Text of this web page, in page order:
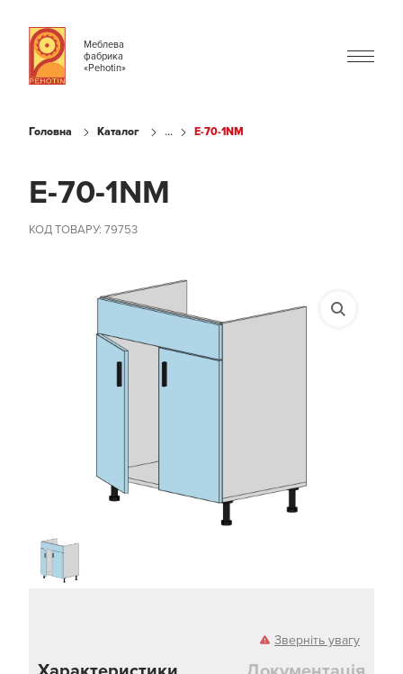
Меблева
фабрика
«Pehotin»
Головна Каталог ... E-70-1NM
E-70-1NM
КОД ТОВАРУ: 79753
Зверніть увагу